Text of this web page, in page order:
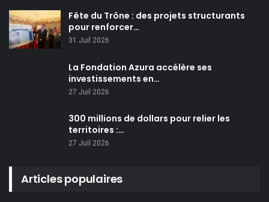
Fête du Trône : des projets structurants
pour renforcer…
31 Juil 2026
La Fondation Azura accélère ses
investissements en…
27 Juil 2026
300 millions de dollars pour relier les
territoires :…
27 Juil 2026
Articles populaires